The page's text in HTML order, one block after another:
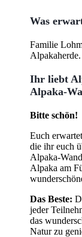
Was
Familie
Alpakaherde.
Ihr liebt
Alpaka-
Bitte schön!
Euch
die ihr euch
Alpaka-
Alpaka am
Das Beste:
jeder
das
Natur zu